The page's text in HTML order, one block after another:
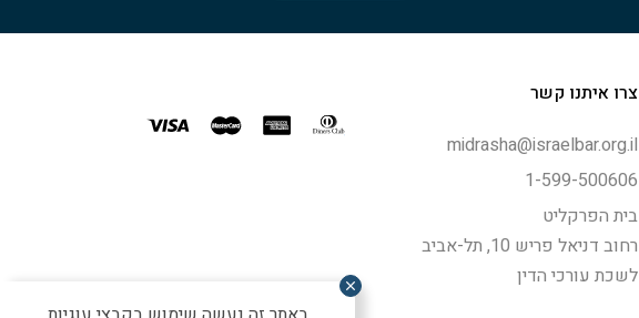
צרו איתנו קשר
midrasha@israelbar.org.il
1-599-500606
בית הפרקליט
רחוב דניאל פריש 10, תל-אביב
לשכת עורכי הדין